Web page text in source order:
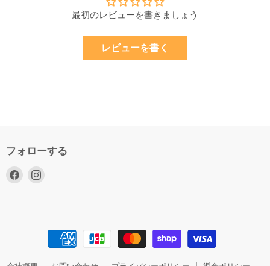
最初のレビューを書きましょう
レビューを書く
フォローする
Facebook